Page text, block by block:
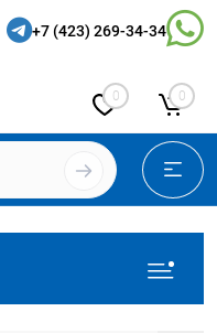
+7 (423) 269-34-34
0 0